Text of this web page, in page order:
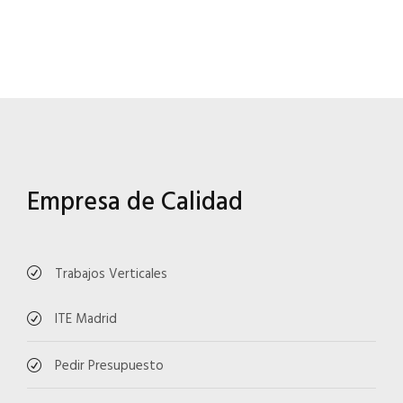
Empresa de Calidad
Trabajos Verticales
ITE Madrid
Pedir Presupuesto